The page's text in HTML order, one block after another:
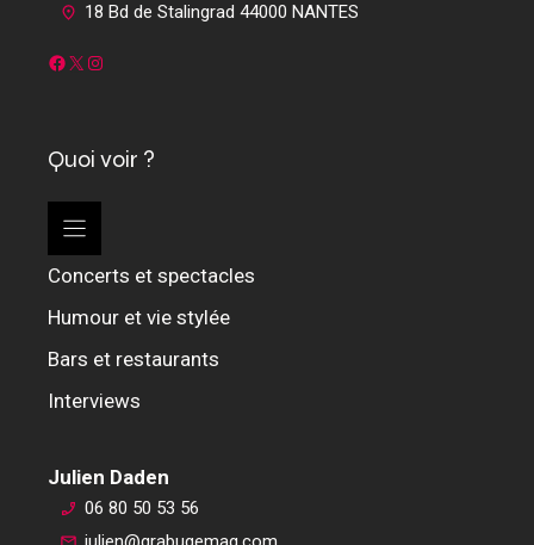
18 Bd de Stalingrad 44000 NANTES
Facebook
X Instagram
Quoi voir ?
Concerts et spectacles
Humour et vie stylée
Bars et restaurants
Interviews
Julien Daden
06 80 50 53 56